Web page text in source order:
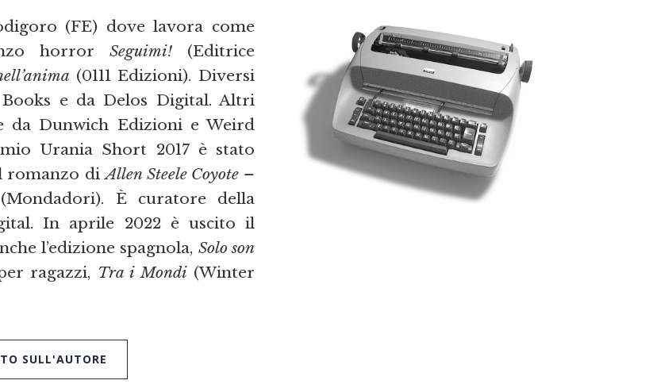
(FE) dove lavora come
horror Seguimi!(Editrice
(0111 Edizioni). Diversi
e da Delos Digital. Altri
da Dunwich Edizioni e Weird
Urania Short 2017 è stato
romanzo diAllen Steele Coyote –
È curatore della
In aprile 2022 è uscito il
l’edizione spagnola, Solo son
ragazzi, Tra i Mondi(Winter
SULL'AUTORE